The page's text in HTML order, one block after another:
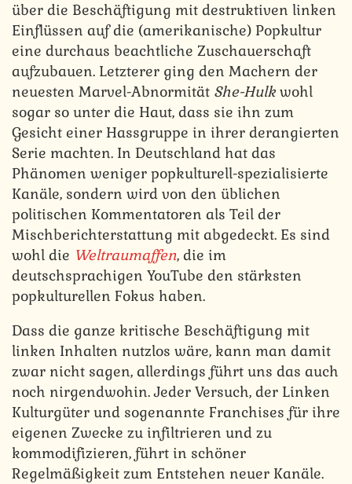
über die Beschäftigung mit destruktiven linken
Einflüssen auf die (amerikanische) Popkultur
eine durchaus beachtliche Zuschauerschaft
aufzubauen. Letzterer ging den Machern der
neuesten Marvel-Abnormität She-Hulk wohl
sogar so unter die Haut, dass sie ihn zum
Gesicht einer Hassgruppe in ihrer derangierten
Serie machten. In Deutschland hat das
Phänomen weniger popkulturell-spezialisierte
Kanäle, sondern wird von den üblichen
politischen Kommentatoren als Teil der
Mischberichterstattung mit abgedeckt. Es sind
wohl die Weltraumaffen, die im
deutschsprachigen YouTube den stärksten
popkulturellen Fokus haben.
Dass die ganze kritische Beschäftigung mit
linken Inhalten nutzlos wäre, kann man damit
zwar nicht sagen, allerdings führt uns das auch
noch nirgendwohin. Jeder Versuch, der Linken
Kulturgüter und sogenannte Franchises für ihre
eigenen Zwecke zu infiltrieren und zu
kommodifizieren, führt in schöner
Regelmäßigkeit zum Entstehen neuer Kanäle.